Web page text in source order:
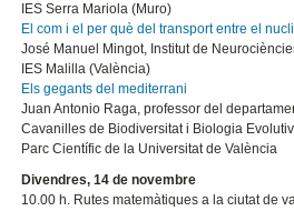
IES Serra Mariola (Muro)
El com i el per què del transport entre el
José Manuel Mingot, Institut de
IES Malilla (València)
Els gegants del mediterrani
Juan Antonio Raga, professor del
Cavanilles de Biodiversitat i Biologia
Parc Científic de la Universitat de València
Divendres, 14 de novembre
10.00 h. Rutes matemàtiques a la ciutat de